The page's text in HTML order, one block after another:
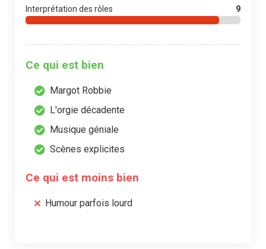
Interprétation des rôles 9
Ce qui est bien
Margot Robbie
L'orgie décadente
Musique géniale
Scènes explicites
Ce qui est moins bien
Humour parfois lourd